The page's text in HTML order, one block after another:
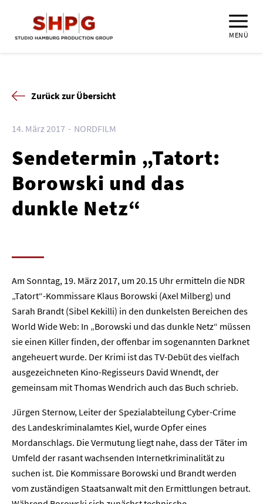
MENÜ
Zurück zur Übersicht
14. März 2017 NORDFILM
Sendetermin „Tatort:
Borowski und das
dunkle Netz“
Am Sonntag, 19. März 2017, um 20.15 Uhr ermitteln die NDR
„Tatort“-Kommissare Klaus Borowski (Axel Milberg) und
Sarah Brandt (Sibel Kekilli) in den dunkelsten Bereichen des
World Wide Web: In „Borowski und das dunkle Netz“ müssen
sie einen Killer finden, der offenbar im sogenannten Darknet
angeheuert wurde. Der Krimi ist das TV-Debüt des vielfach
ausgezeichneten Kino-Regisseurs David Wnendt, der
gemeinsam mit Thomas Wendrich auch das Buch schrieb.
Jürgen Sternow, Leiter der Spezialabteilung Cyber-Crime
des Landeskriminalamtes Kiel, wurde Opfer eines
Mordanschlags. Die Vermutung liegt nahe, dass der Täter im
Umfeld der rasant wachsenden Internetkriminalität zu
suchen ist. Die Kommissare Borowski und Brandt werden
vom zuständigen Staatsanwalt mit den Ermittlungen betraut.